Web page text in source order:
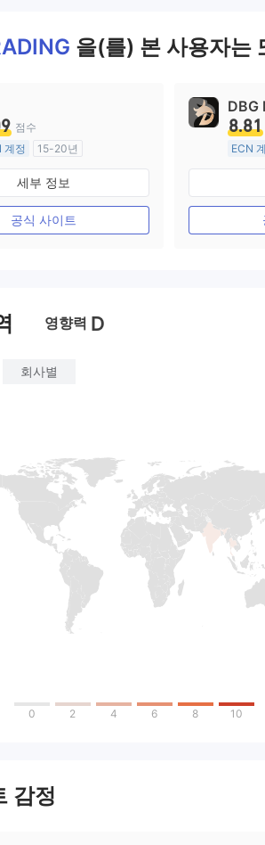
을(를) 본 사용자는
점수
계정
15-20년
규제
거래 라이선스 (MM)
레이블 MT4
세부 정보
공식 사이트
DBG
8.81
ECN
호주
외환
마스
영향력 D
회사별
0 2 4 6 8 10
감정